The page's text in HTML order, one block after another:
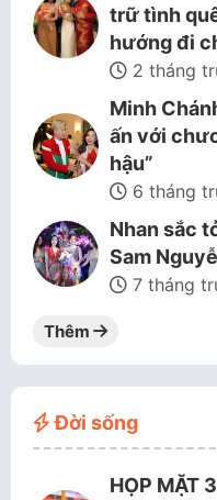
trữ tình
hướng đi
2 tháng
Minh
ấn với
hậu”
6 tháng
Nhan sắc
Sam
7 tháng
Thêm
Đời sống
HỌP MẶT